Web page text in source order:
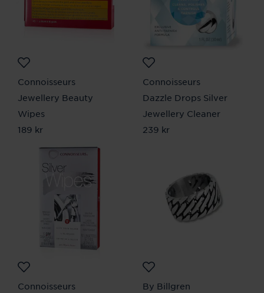
Connoisseurs
Jewellery Beauty
Wipes
Pris :189 kr
189 kr
Connoisseurs
Dazzle Drops Silver
Jewellery Cleaner
Pris :239 kr
239 kr
Connoisseurs
By Billgren